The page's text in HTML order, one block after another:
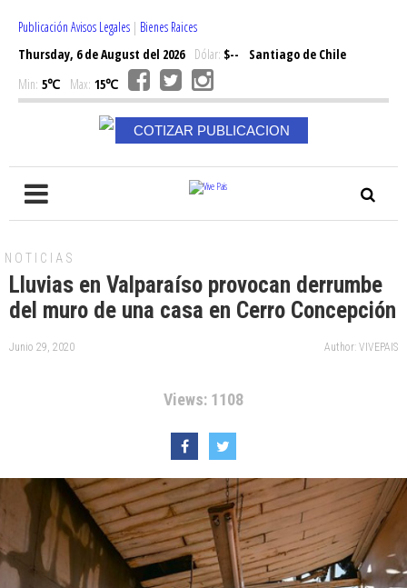
Publicación Avisos Legales | Bienes Raices
Thursday, 6 de August del 2026Dólar: $--
Santiago de Chile
Min: 5℃ Max: 15℃
COTIZAR PUBLICACION
NOTICIAS
Lluvias en Valparaíso provocan derrumbe
del muro de una casa en Cerro Concepción
Junio 29, 2020 Author: VIVEPAIS
Views: 1108